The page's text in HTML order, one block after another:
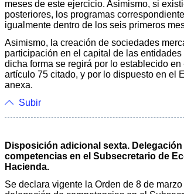
meses de este ejercicio. Asimismo, si
posteriores, los programas
igualmente dentro de los seis primeros
Asimismo, la creación de sociedades
participación en el capital de las entidades
dicha forma se regirá por lo establecido en
artículo 75 citado, y por lo dispuesto en el
anexa.
Subir
Disposición adicional sexta. Delegación
competencias en el Subsecretario de
Hacienda.
Se declara vigente la Orden de 8 de